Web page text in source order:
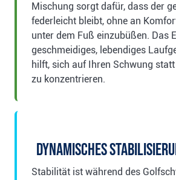
Mischung sorgt dafür, dass der
federleicht bleibt, ohne an
unter dem Fuß einzubüßen. Das
geschmeidiges, lebendiges
hilft, sich auf Ihren Schwung
zu konzentrieren.
Dynamisches
Stabilität ist während des